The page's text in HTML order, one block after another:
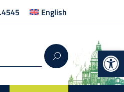
English